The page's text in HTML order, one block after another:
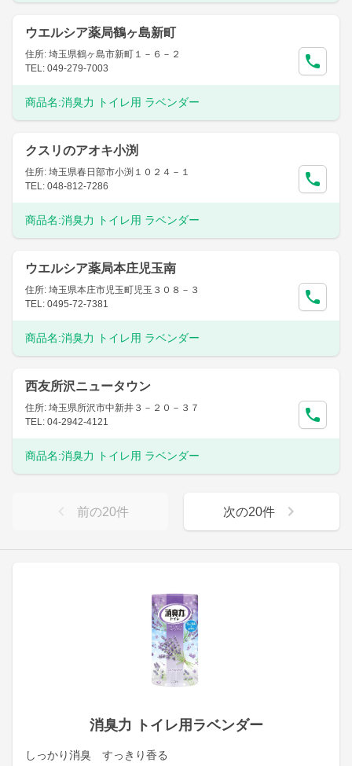
消臭力 トイレ用ラベンダー
しっかり消臭 すっきり香る
ウエルシア薬局鶴ヶ島新町
住所: 埼玉県鶴ヶ島市新町１－６－２
TEL: 049-279-7003
商品名:消臭力 トイレ用 ラベンダー
クスリのアオキ小渕
住所: 埼玉県春日部市小渕１０２４－１
TEL: 048-812-7286
商品名:消臭力 トイレ用 ラベンダー
ウエルシア薬局本庄児玉南
住所: 埼玉県本庄市児玉町児玉３０８－３
TEL: 0495-72-7381
商品名:消臭力 トイレ用 ラベンダー
西友所沢ニュータウン
住所: 埼玉県所沢市中新井３－２０－３７
TEL: 04-2942-4121
商品名:消臭力 トイレ用 ラベンダー
前の20件 次の20件